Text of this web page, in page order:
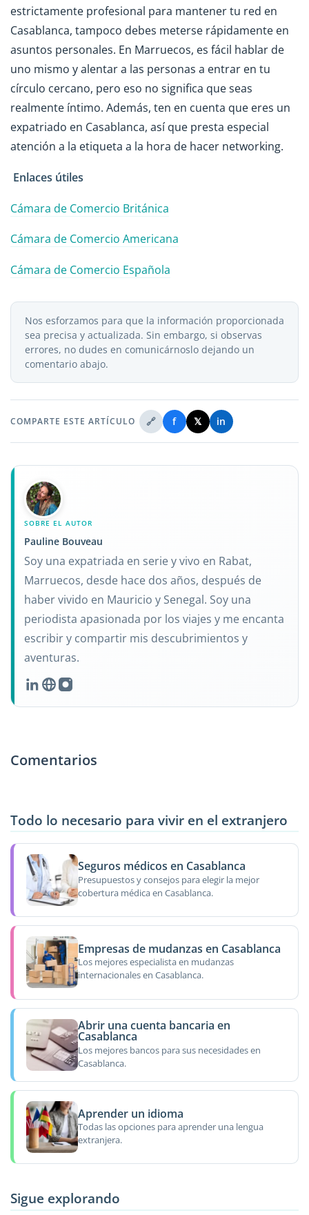
estrictamente profesional para mantener tu red en
Casablanca, tampoco debes meterse rápidamente en
asuntos personales. En Marruecos, es fácil hablar de
uno mismo y alentar a las personas a entrar en tu
círculo cercano, pero eso no significa que seas
realmente íntimo. Además, ten en cuenta que eres un
expatriado en Casablanca, así que presta especial
atención a la etiqueta a la hora de hacer networking.
Enlaces útiles
Cámara de Comercio Británica
Cámara de Comercio Americana
Cámara de Comercio Española
Nos esforzamos para que la información proporcionada
sea precisa y actualizada. Sin embargo, si observas
errores, no dudes en comunicárnoslo dejando un
comentario abajo.
COMPARTE ESTE ARTÍCULO 🔗 f 𝕏 in
SOBRE EL AUTOR
Pauline Bouveau
Soy una expatriada en serie y vivo en Rabat,
Marruecos, desde hace dos años, después de
haber vivido en Mauricio y Senegal. Soy una
periodista apasionada por los viajes y me encanta
escribir y compartir mis descubrimientos y
aventuras.
Comentarios
Todo lo necesario para vivir en el extranjero
Seguros médicos en Casablanca
Presupuestos y consejos para elegir la mejor
cobertura médica en Casablanca.
Empresas de mudanzas en Casablanca
Los mejores especialista en mudanzas
internacionales en Casablanca.
Abrir una cuenta bancaria en
Casablanca
Los mejores bancos para sus necesidades en
Casablanca.
Aprender un idioma
Todas las opciones para aprender una lengua
extranjera.
Sigue explorando